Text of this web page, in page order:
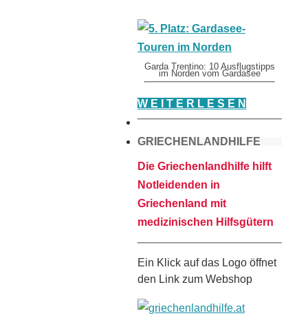
Garda Trentino: 10 Ausflugstipps
im Norden vom Gardasee
W E I T E R L E S E N
GRIECHENLANDHILFE
Die Griechenlandhilfe hilft
Notleidenden in
Griechenland mit
medizinischen Hilfsgütern
Ein Klick auf das Logo öffnet
den Link zum Webshop